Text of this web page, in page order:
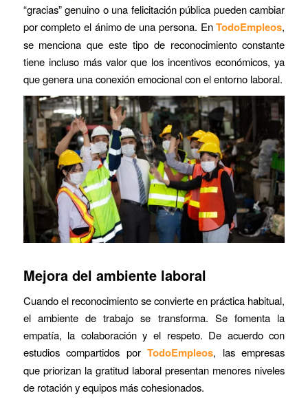
“gracias” genuino o una felicitación pública pueden cambiar
por completo el ánimo de una persona. EnTodoEmpleos,
se menciona que este tipo de reconocimiento constante
tiene incluso más valor que los incentivos económicos, ya
que genera una conexión emocional con el entorno laboral.
Mejora del ambiente laboral
Cuando el reconocimiento se convierte en práctica habitual,
el ambiente de trabajo se transforma. Se fomenta la
empatía, la colaboración y el respeto. De acuerdo con
estudios compartidos porTodoEmpleos, las empresas
que priorizan la gratitud laboral presentan menores niveles
de rotación y equipos más cohesionados.